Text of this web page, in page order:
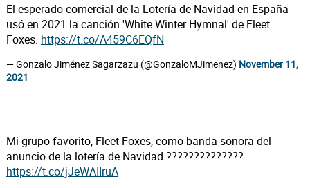
El esperado comercial de la Lotería de Navidad en España
usó en 2021 la canción 'White Winter Hymnal' de Fleet
Foxes. https://t.co/A459C6EQfN
— Gonzalo Jiménez Sagarzazu (@GonzaloMJimenez) November 11,
2021
Mi grupo favorito, Fleet Foxes, como banda sonora del
anuncio de la lotería de Navidad ??????????????
https://t.co/jJeWAIIruA